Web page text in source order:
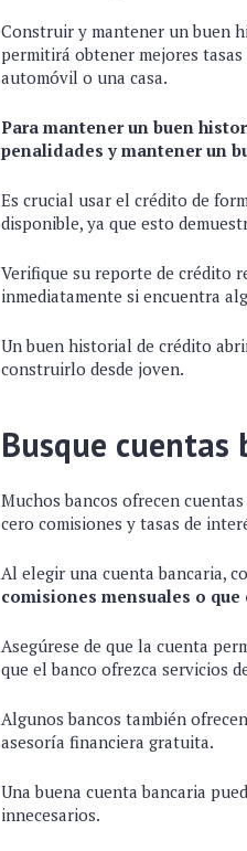
Construir y mantener un buen
permitirá obtener mejores
automóvil o una casa.
Para mantener un buen
penalidades y mantener un
Es crucial usar el crédito de
disponible, ya que esto
Verifique su reporte de crédito
inmediatamente si encuentra
Un buen historial de crédito
construirlo desde joven.
Busque cuentas
Muchos bancos ofrecen
cero comisiones y tasas de
Al elegir una cuenta bancaria,
comisiones mensuales o
Asegúrese de que la cuenta
que el banco ofrezca servicios
Algunos bancos también
asesoría financiera gratuita.
Una buena cuenta bancaria
innecesarios.